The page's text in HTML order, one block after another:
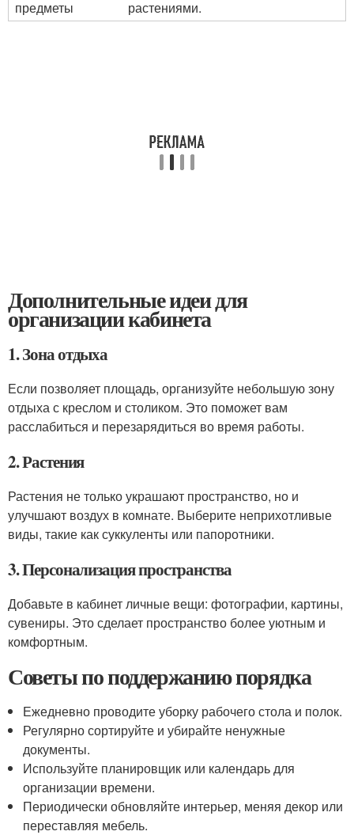
предметы растениями.
Дополнительные идеи для
организации кабинета
1. Зона отдыха
Если позволяет площадь, организуйте небольшую зону
отдыха с креслом и столиком. Это поможет вам
расслабиться и перезарядиться во время работы.
2. Растения
Растения не только украшают пространство, но и
улучшают воздух в комнате. Выберите неприхотливые
виды, такие как суккуленты или папоротники.
3. Персонализация пространства
Добавьте в кабинет личные вещи: фотографии, картины,
сувениры. Это сделает пространство более уютным и
комфортным.
Советы по поддержанию порядка
Ежедневно проводите уборку рабочего стола и полок.
Регулярно сортируйте и убирайте ненужные
документы.
Используйте планировщик или календарь для
организации времени.
Периодически обновляйте интерьер, меняя декор или
переставляя мебель.